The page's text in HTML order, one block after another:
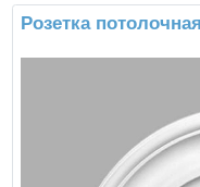
Розетка